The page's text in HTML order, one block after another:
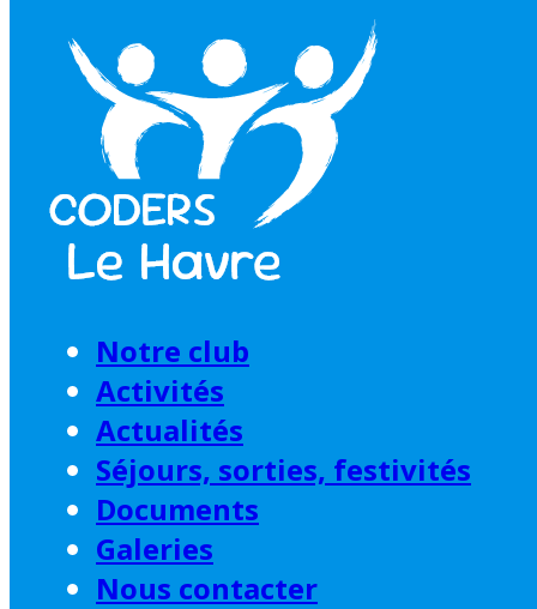
Passer au pied de
Notre club
Activités
Actualités
Séjours, sorties, festivités
Documents
Galeries
Nous contacter
Activités